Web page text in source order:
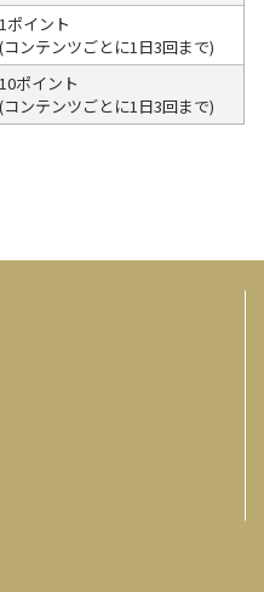
1ポイント
(コンテンツごとに1日3回まで)
10ポイント
(コンテンツごとに1日3回まで)